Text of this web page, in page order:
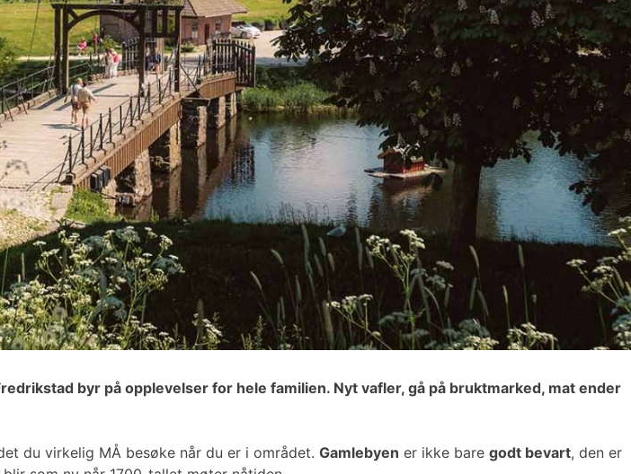
byr på opplevelser for hele familien. Nyt vafler, gå på bruktmarked, mat ender
du virkelig MÅ besøke når du er i området. Gamlebyen er ikke bare godt bevart, den er